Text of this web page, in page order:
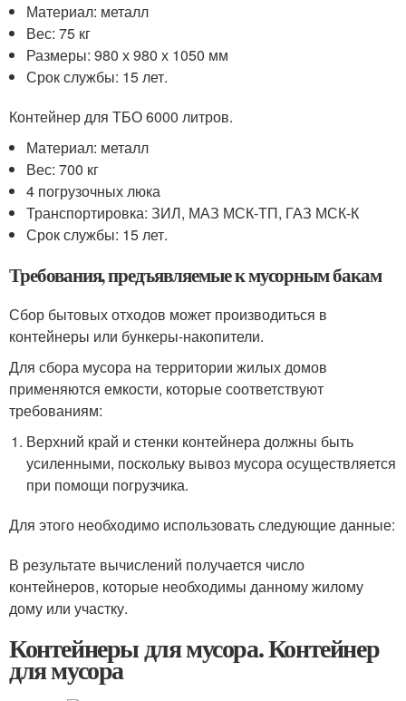
Материал: металл
Вес: 75 кг
Размеры: 980 х 980 х 1050 мм
Срок службы: 15 лет.
Контейнер для ТБО 6000 литров.
Материал: металл
Вес: 700 кг
4 погрузочных люка
Транспортировка: ЗИЛ, МАЗ МСК-ТП, ГАЗ МСК-К
Срок службы: 15 лет.
Требования, предъявляемые к мусорным бакам
Сбор бытовых отходов может производиться в
контейнеры или бункеры-накопители.
Для сбора мусора на территории жилых домов
применяются емкости, которые соответствуют
требованиям:
Верхний край и стенки контейнера должны быть
усиленными, поскольку вывоз мусора осуществляется
при помощи погрузчика.
Для этого необходимо использовать следующие данные:
В результате вычислений получается число
контейнеров, которые необходимы данному жилому
дому или участку.
Контейнеры для мусора. Контейнер
для мусора